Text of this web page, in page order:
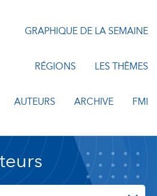
GRAPHIQUE DE LA SEMAINE
RÉGIONS LES THÈMES
AUTEURS ARCHIVE FMI